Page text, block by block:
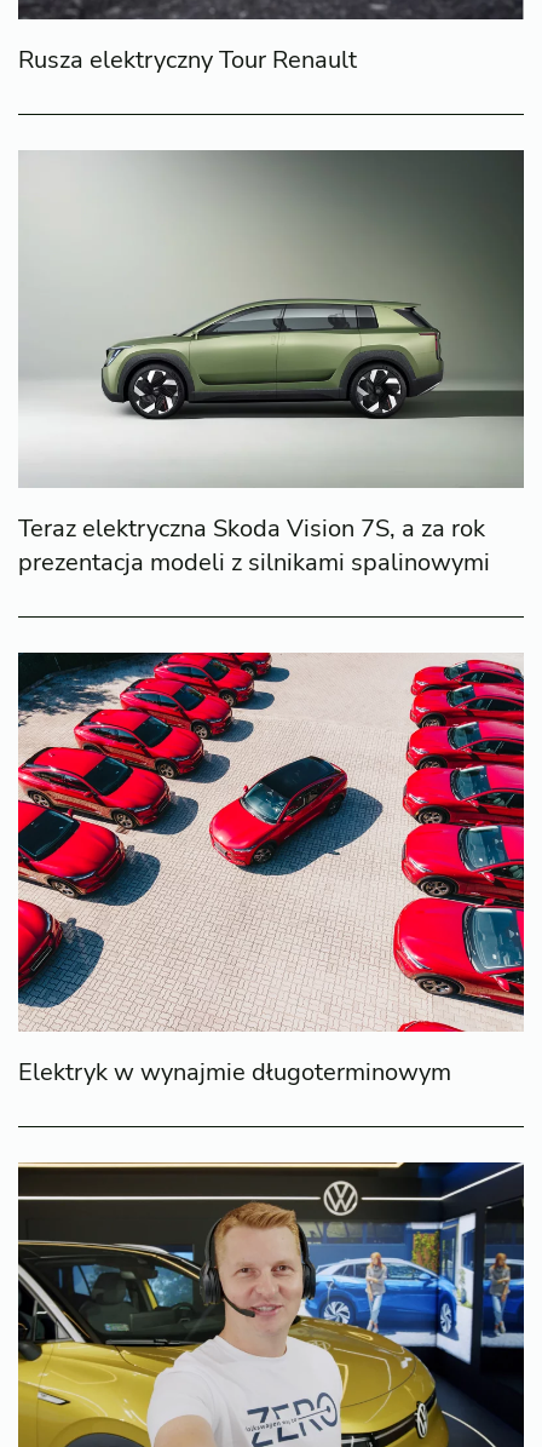
Rusza elektryczny Tour Renault
Teraz elektryczna Skoda Vision 7S, a za rok
prezentacja modeli z silnikami spalinowymi
Elektryk w wynajmie długoterminowym